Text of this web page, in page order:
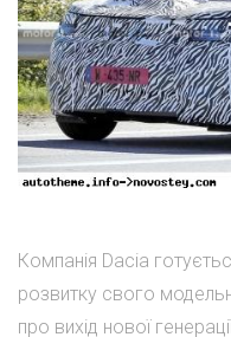
Компанія Dacia
розвитку свого
про вихід нової